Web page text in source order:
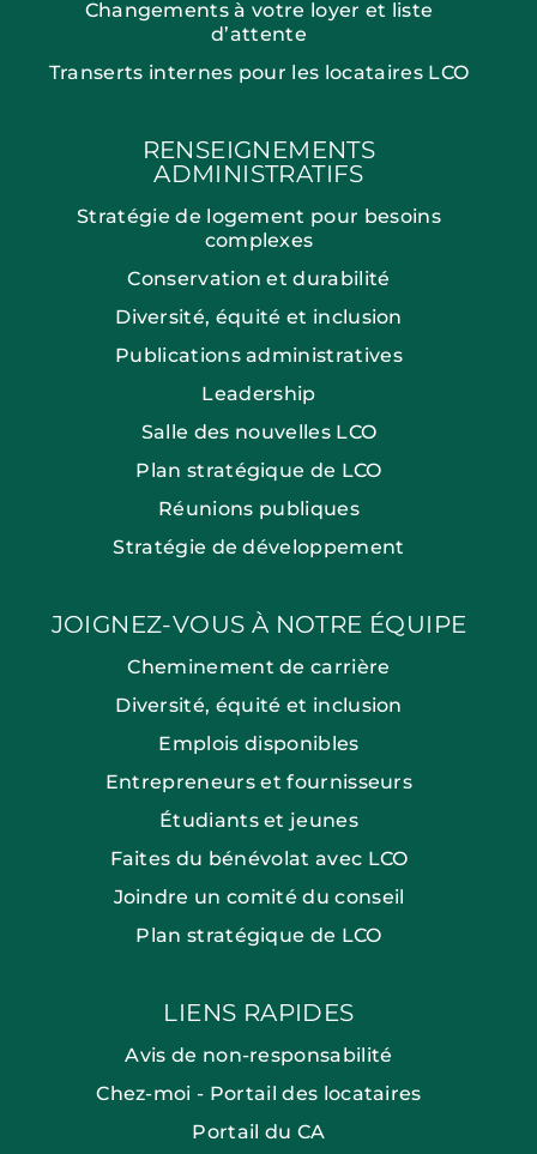
Changements à votre loyer et liste
d’attente
Transerts internes pour les locataires LCO
RENSEIGNEMENTS
ADMINISTRATIFS
Stratégie de logement pour besoins
complexes
Conservation et durabilité
Diversité, équité et inclusion
Publications administratives
Leadership
Salle des nouvelles LCO
Plan stratégique de LCO
Réunions publiques
Stratégie de développement
JOIGNEZ-VOUS À NOTRE ÉQUIPE
Cheminement de carrière
Diversité, équité et inclusion
Emplois disponibles
Entrepreneurs et fournisseurs
Étudiants et jeunes
Faites du bénévolat avec LCO
Joindre un comité du conseil
Plan stratégique de LCO
LIENS RAPIDES
Avis de non-responsabilité
Chez-moi - Portail des locataires
Portail du CA